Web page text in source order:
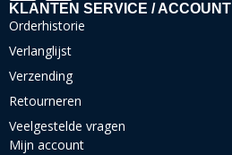
KLANTEN SERVICE / ACCOUNT
Orderhistorie
Verlanglijst
Verzending
Retourneren
Veelgestelde vragen
Mijn account